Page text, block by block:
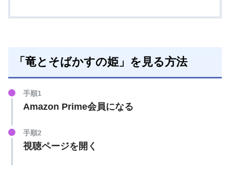
「竜とそばかすの姫」を見る方法
手順1
Amazon Prime会員になる
手順2
視聴ページを開く